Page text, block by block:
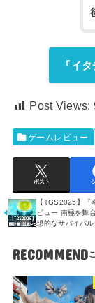
『イ
Post Views:
ゲームレビュー
ポスト
【TGS2025】『
ビュー 南極を舞
想的なサバイバ
RECOMMEND